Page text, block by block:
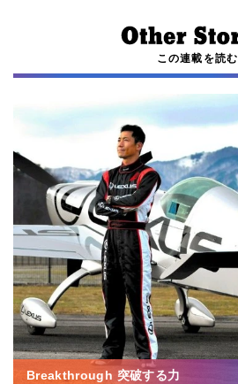
この連載を読む
Breakthrough 突破する力